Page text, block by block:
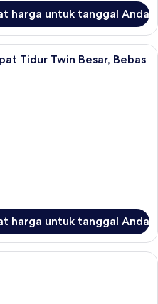
harga untuk tanggal Anda
Selimut bulu angsa, meja kerja, dan
Tidur Twin Besar, Bebas
harga untuk tanggal Anda
Selimut bulu angsa, meja kerja, dan